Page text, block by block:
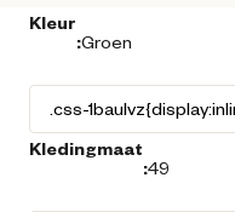
Kleur
:Groen
Kledingmaat
:49